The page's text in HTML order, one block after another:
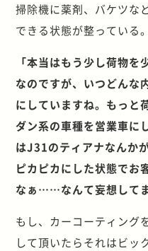
掃除機に薬剤、バケツ
できる状態が整っている。
「本当はもう少し荷物
なのですが、いつどんな
にしていますね。もっと
ダン系の車種を営業車に
はJ31のティアナなんか
ピカピカにした状態でお
なぁ……なんて妄想してま
もし、カーコーティング
して頂いたらそれはビッ